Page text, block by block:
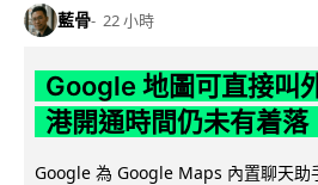
藍骨 22 小時
Google 地圖可直接
港開通時間仍未有着落
Google 為 Google Maps 內置聊天助